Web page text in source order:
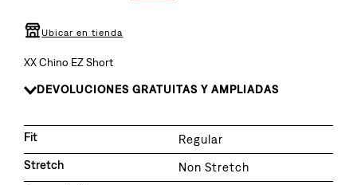
Ubicar en tienda
XX Chino EZ Short
DEVOLUCIONES GRATUITAS Y AMPLIADAS
Fit
Regular
Stretch
Non Stretch